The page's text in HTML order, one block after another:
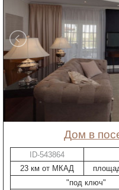
дом в
ID-543864
23 км от МКАД
"под ключ"